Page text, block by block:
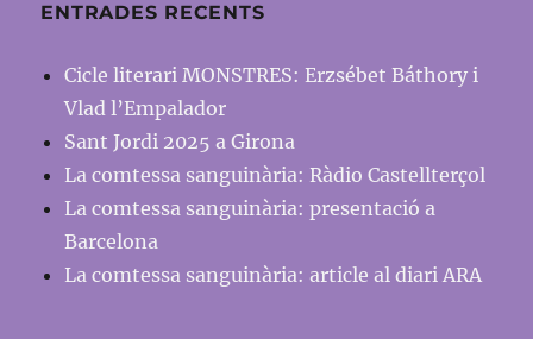
ENTRADES RECENTS
Cicle literari MONSTRES: Erzsébet Báthory i
Vlad l’Empalador
Sant Jordi 2025 a Girona
La comtessa sanguinària: Ràdio Castellterçol
La comtessa sanguinària: presentació a
Barcelona
La comtessa sanguinària: article al diari ARA